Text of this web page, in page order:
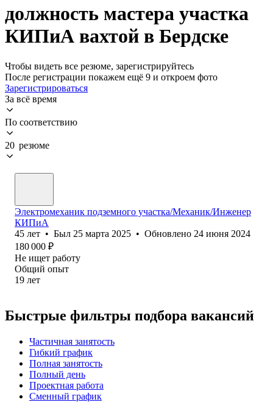
должность мастера участка
КИПиА вахтой в Бердске
Чтобы видеть все резюме, зарегистрируйтесь
После регистрации покажем ещё 9 и откроем фото
Зарегистрироваться
За всё время
По соответствию
20 резюме
Электромеханик подземного участка/Механик/Инженер
КИПиА
45 лет • Был 25 марта 2025 • Обновлено 24 июня 2024
180 000 ₽
Не ищет работу
Общий опыт
19 лет
Быстрые фильтры подбора вакансий
Частичная занятость
Гибкий график
Полная занятость
Полный день
Проектная работа
Сменный график